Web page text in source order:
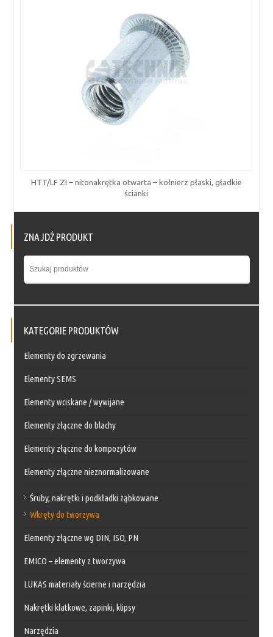
HTT/LF ZI – nitonakrętka otwarta – kołnierz płaski, gładkie
ścianki
ZNAJDŹ PRODUKT
KATEGORIE PRODUKTÓW
Elementy do zgrzewania
Elementy SEMS
Elementy wciskane / wywijane
Elementy złączne do blachy
Elementy złączne do kompozytów
Elementy złączne nieznormalizowane
Śruby, nakrętki i podkładki ząbkowane
Wkręty do tworzywa
Elementy złączne wg DIN, ISO, PN
EMICO – elementy z tworzywa
LUKAS materiały ścierne i narzędzia
Nakrętki klatkowe, zapinki, klipsy
Narzędzia